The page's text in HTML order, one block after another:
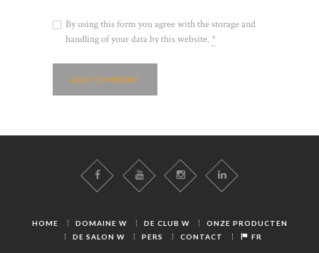
By using this form you agree with the storage and
handling of your data by this website.*
HOME DOMAINE W DE CLUB W
ONZE PRODUCTEN
DE SALON W
PERS CONTACT FR